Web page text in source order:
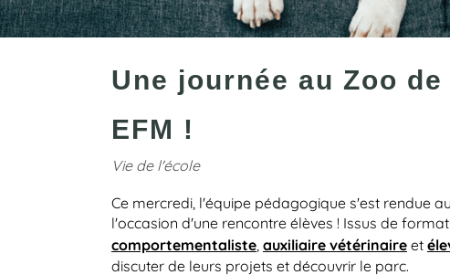
Une journée au Zoo
EFM !
Vie de l'école
Ce mercredi, l'équipe pédagogique s'est rendue
l'occasion d'une rencontre élèves ! Issus de
comportementaliste auxiliaire vétérinaireet
discuter de leurs projets et découvrir le parc.